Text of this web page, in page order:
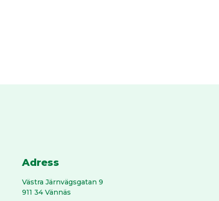
Adress
Västra Järnvägs­gatan 9
911 34 Vännäs